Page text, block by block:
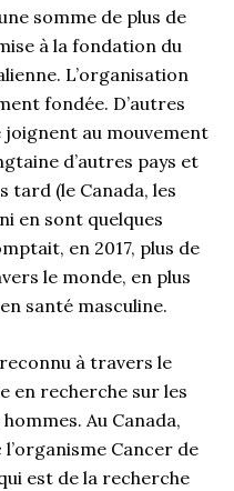
somme de plus de
à la fondation du
L’organisation
fondée. D’autres
joignent au mouvement
d’autres pays et
tard (le Canada, les
en sont quelques
en 2017, plus de
le monde, en plus
santé masculine.
à travers le
en recherche sur les
Au Canada,
l’organisme Cancer de
est de la recherche